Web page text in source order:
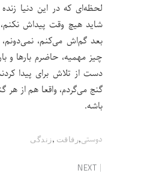
لحظه‌ای که در این دنیا
شاید هیچ وقت پیداش
بعد گم‌اش می‌کنم،
چیز مهمیه، حاضرم بارها و
دست از تلاش برای پیدا
گنج می‌گردم، واقعا هم از هر
باشه.
دوستی,رفاقت ,زندگی
NEXT